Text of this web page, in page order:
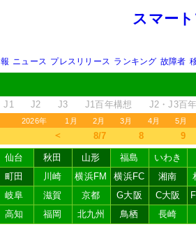
スマー
ニュース プレスリリース ランキング 故障者
J1 J2 J3 J1百年構想 J2・J3百
2026年 1月 2月 3月 4月 5月
＜ 8/7 8 9
仙台 秋田 山形 福島
いわき
町田 川崎 横浜FM 横浜FC 湘南
岐阜 滋賀 京都 G大阪 C大阪
高知 福岡 北九州 鳥栖 長崎